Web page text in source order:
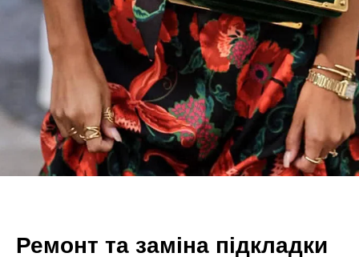
Ремонт та заміна підкладки